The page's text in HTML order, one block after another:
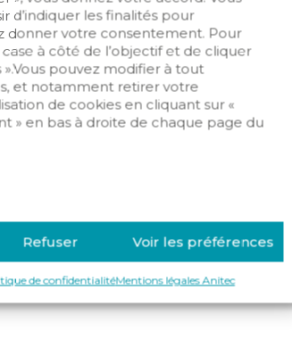
d’indiquer les finalités pour
donner votre consentement. Pour
à côté de l’objectif et de cliquer
».Vous pouvez modifier à tout
et notamment retirer votre
de cookies en cliquant sur «
» en bas à droite de chaque page du
Refuser Voir les préférences
de confidentialitéMentions légales Anitec
IOT Sécurité incendie